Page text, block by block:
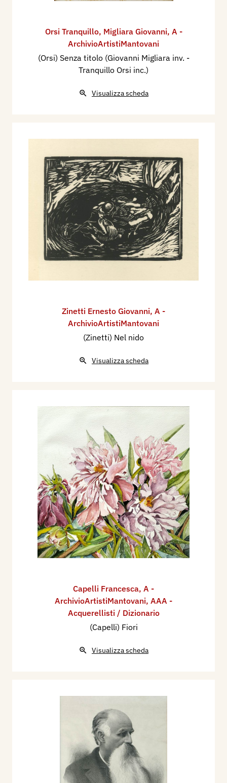
Orsi Tranquillo, Migliara Giovanni, A -
ArchivioArtistiMantovani
(Orsi) Senza titolo (Giovanni Migliara inv. -
Tranquillo Orsi inc.)
Visualizza scheda
Zinetti Ernesto Giovanni, A -
ArchivioArtistiMantovani
(Zinetti) Nel nido
Visualizza scheda
Capelli Francesca, A -
ArchivioArtistiMantovani, AAA -
Acquerellisti / Dizionario
(Capelli) Fiori
Visualizza scheda